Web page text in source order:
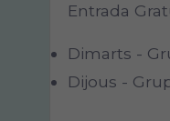
Entrada
Dimarts -
Dijous -